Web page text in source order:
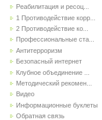
Реабилитация и ресоц...
1 Противодействие корр...
2 Противодействие ко...
Профессиональные ста...
Антитерроризм
Безопасный интернет
Клубное объединение ...
Методический рекомен...
Видео
Информационные буклеты
Обратная связь